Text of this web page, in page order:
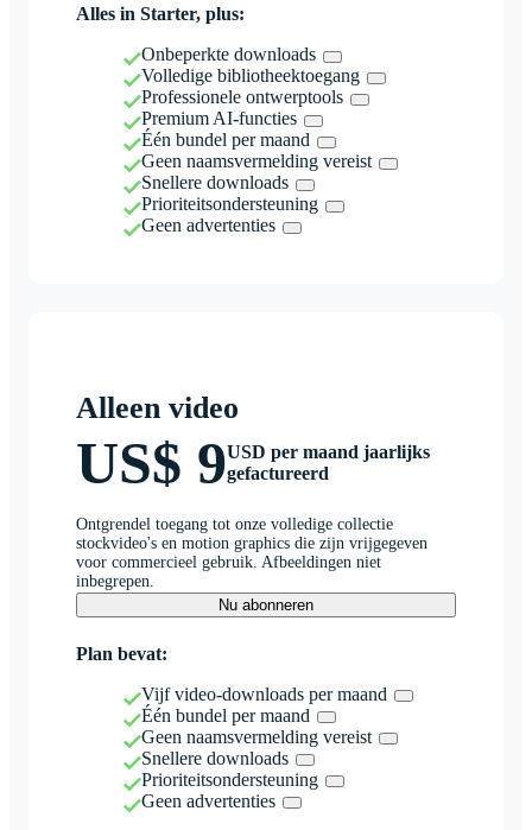
Alles in Starter, plus:
Onbeperkte downloads
Volledige bibliotheektoegang
Professionele ontwerptools
Premium AI-functies
Één bundel per maand
Geen naamsvermelding vereist
Snellere downloads
Prioriteitsondersteuning
Geen advertenties
Alleen video
US$ 9USD per maand jaarlijks
gefactureerd
Ontgrendel toegang tot onze volledige collectie
stockvideo's en motion graphics die zijn vrijgegeven
voor commercieel gebruik. Afbeeldingen niet
inbegrepen.
Nu abonneren
Plan bevat:
Vijf video-downloads per maand
Één bundel per maand
Geen naamsvermelding vereist
Snellere downloads
Prioriteitsondersteuning
Geen advertenties